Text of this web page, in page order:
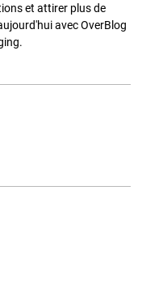
et attirer plus de
avec OverBlog